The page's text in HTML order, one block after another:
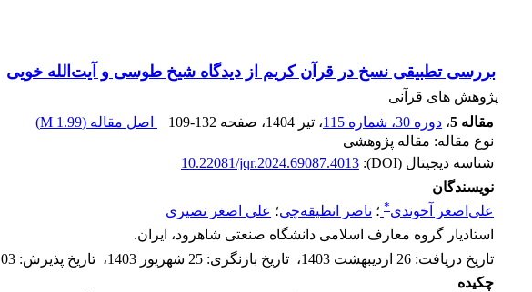
بررسی تطبیقی نسخ در قرآن کریم از دیدگاه شیخ طوسی و آیت‌الله خویی
پژوهش های قرآنی
مقاله 5
، دوره 30، شماره 115 ، تیر 1404 ، صفحه 109-132 اصل مقاله (1.99 M
)
نوع مقاله: مقاله پژوهشی
شناسه دیجیتال (DOI):
10.22081/jqr.2024.69087.4013
نویسندگان
علی‌اصغر آخوندی* ؛ ناصر انطیقه‌چی؛ علی اصغر نصیری
استادیار گروه معارف اسلامی دانشگاه صنعتی شاهرود، ایران.
تاریخ دریافت: 26 اردیبهشت 1403 ، تاریخ بازنگری: 25 شهریور 1403 ، تاریخ پذیرش: 03 مهر 1403
چکیده